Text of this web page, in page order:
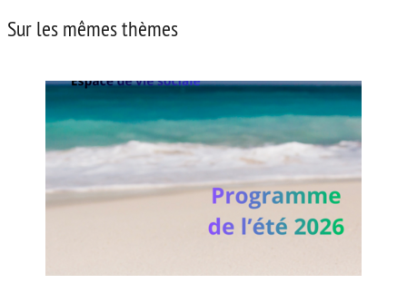
Sur les mêmes thèmes